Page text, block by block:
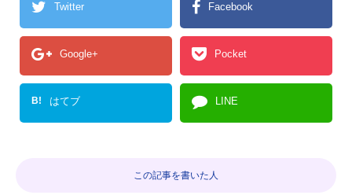
Twitter Facebook
Google+ Pocket
B! はてブ LINE
この記事を書いた人